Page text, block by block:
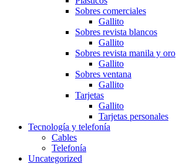
Sobres comerciales
Gallito
Sobres revista blancos
Gallito
Sobres revista manila y oro
Gallito
Sobres ventana
Gallito
Tarjetas
Gallito
Tarjetas personales
Tecnología y telefonía
Cables
Telefonía
Uncategorized